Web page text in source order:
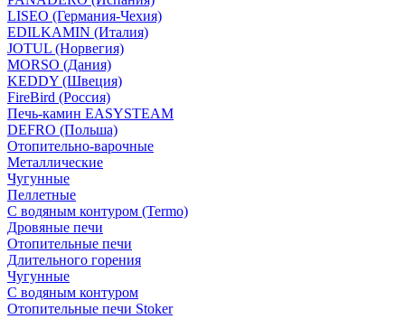
LISEO (Германия-Чехия)
EDILKAMIN (Италия)
JOTUL (Норвегия)
MORSO (Дания)
KEDDY (Швеция)
FireBird (Россия)
Печь-камин EASYSTEAM
DEFRO (Польша)
Отопительно-варочные
Металлические
Чугунные
Пеллетные
С водяным контуром (Termo)
Дровяные печи
Отопительные печи
Длительного горения
Чугунные
C водяным контуром
Отопительные печи Stoker